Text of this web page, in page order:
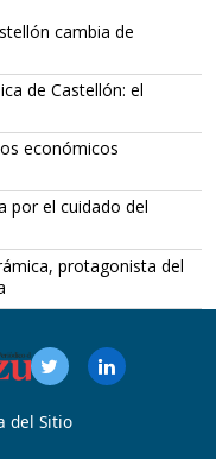
cambia de
de Castellón: el
económicos
por el cuidado del
protagonista del
del Sitio